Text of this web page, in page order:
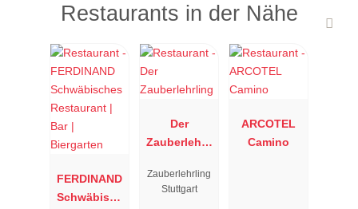
Restaurants in der Nähe
FERDINAND
Schwäbisch
Der
Zauberlehrli
Zauberlehrling
Stuttgart
ARCOTEL
Camino